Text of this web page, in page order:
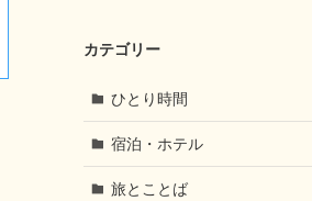
カテゴリー
ひとり時間
宿泊・ホテル
旅とことば